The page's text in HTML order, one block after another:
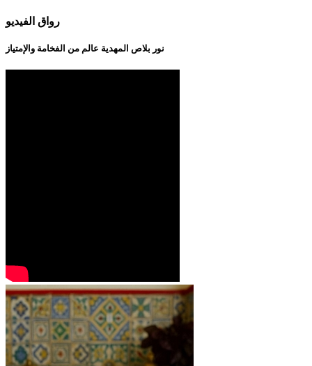
رواق الفيديو
نور بلاص المهدية عالم من الفخامة والإمتياز